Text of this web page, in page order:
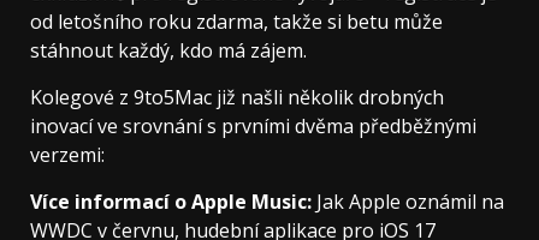
od letošního roku zdarma, takže si betu může
stáhnout každý, kdo má zájem.
Kolegové z 9to5Mac již našli několik drobných
inovací ve srovnání s prvními dvěma předběžnými
verzemi:
Více informací o Apple Music: Jak Apple oznámil na
WWDC v červnu, hudební aplikace pro iOS 17